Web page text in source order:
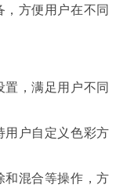
方便用户在不同
，满足用户不同
用户自定义色彩方
和混合等操作，方